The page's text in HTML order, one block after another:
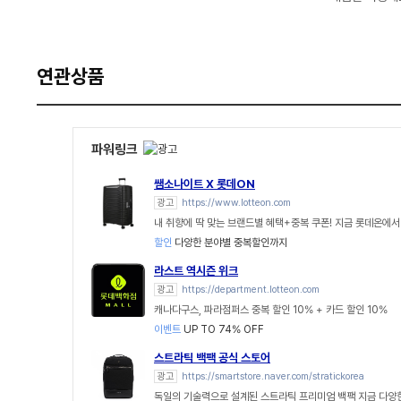
연관상품
파워링크
쌤소나이트 X 롯데ON
광고 https://www.lotteon.com
내 취향에 딱 맞는 브랜드별 혜택+중복 쿠폰! 지금 롯데온에
할인 다양한 분야별 중복할인까지
라스트 역시즌 위크
광고 https://department.lotteon.com
캐나다구스, 파라점퍼스 중복 할인 10% + 카드 할인 10%
이벤트 UP TO 74% OFF
스트라틱 백팩 공식 스토어
광고 https://smartstore.naver.com/stratickorea
독일의 기술력으로 설계된 스트라틱 프리미엄 백팩 지금 다양